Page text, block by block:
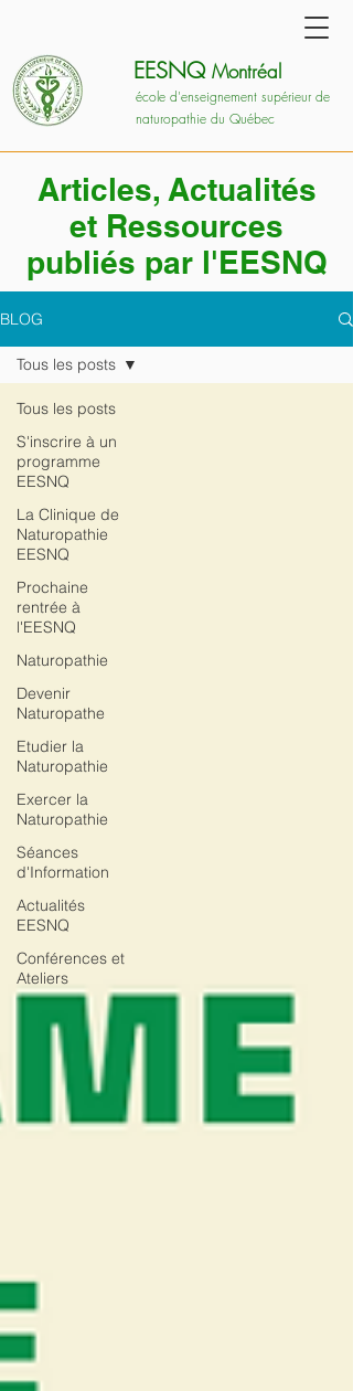
école d'enseignement supérieur de
naturopathie du Québec
EESNQ Montréal
Articles, Actualités
et Ressources
publiés par l'EESNQ
BLOG
Tous les posts
S'inscrire à un
programme
EESNQ
La Clinique de
Naturopathie
EESNQ
Prochaine
rentrée à
l'EESNQ
Naturopathie
Devenir
Naturopathe
Etudier la
Naturopathie
Exercer la
Naturopathie
Séances
d'Information
Actualités
EESNQ
Conférences et
Ateliers
Tous les posts